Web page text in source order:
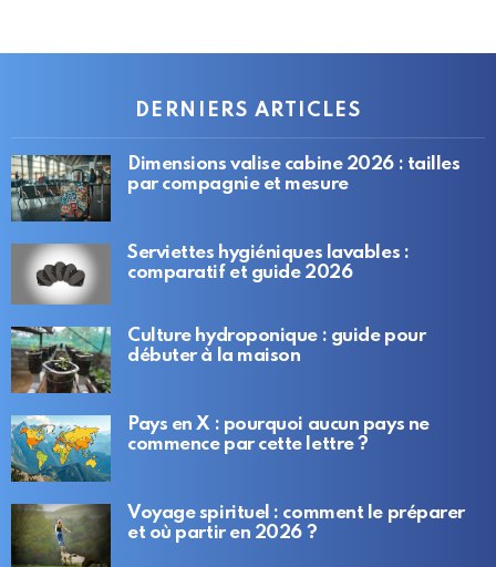
DERNIERS ARTICLES
Dimensions valise cabine 2026 : tailles
par compagnie et mesure
Serviettes hygiéniques lavables :
comparatif et guide 2026
Culture hydroponique : guide pour
débuter à la maison
Pays en X : pourquoi aucun pays ne
commence par cette lettre ?
Voyage spirituel : comment le préparer
et où partir en 2026 ?